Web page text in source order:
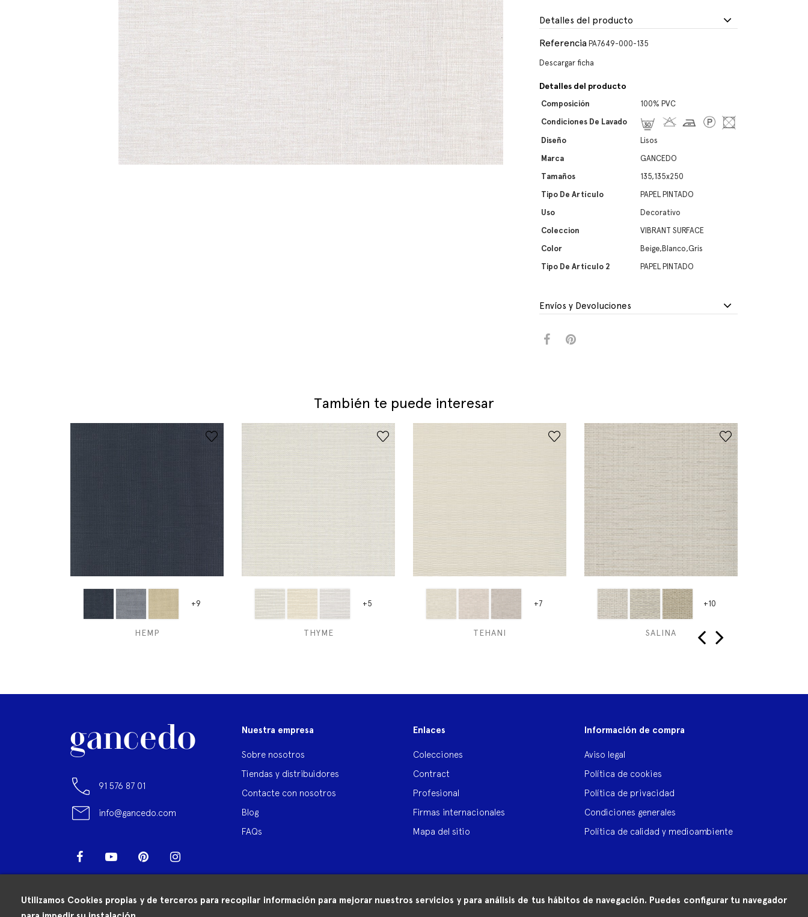
Utilizamos Cookies propias y de terceros para recopilar información para mejorar nuestros servicios y para análisis de tus hábitos de navegación. Puedes configurar tu navegador
Detalles del producto
Referencia PA7649-000-135
Descargar ficha
Detalles del producto
Composición
100% PVC
Condiciones De Lavado
Diseño
Lisos
Marca
GANCEDO
Tamaños
135,135x250
Tipo De Artículo
PAPEL PINTADO
Uso
Decorativo
Coleccion
VIBRANT SURFACE
Color
Beige,Blanco,Gris
Tipo De Artículo 2
PAPEL PINTADO
Envíos y Devoluciones
También te puede interesar
+9
HEMP
+5
THYME
+7
TEHANI
+10
SALINA
91 576 87 01
info@gancedo.com
Facebook YouTube Pinterest
LinkedIn
Nuestra empresa
Sobre nosotros
Tiendas y distribuidores
Contacte con nosotros
Blog
FAQs
Enlaces
Colecciones
Contract
Profesional
Firmas internacionales
Mapa del sitio
Información de compra
Aviso legal
Política de cookies
Política de privacidad
Condiciones generales
Política de calidad y medioambiente